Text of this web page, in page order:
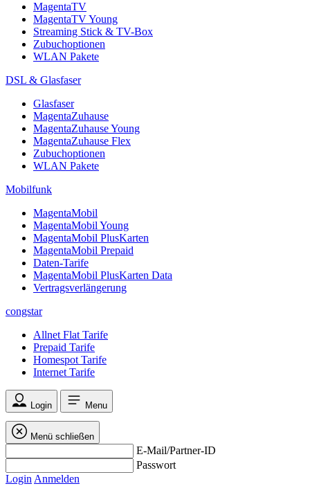
MagentaTV
MagentaTV Young
Streaming Stick & TV-Box
Zubuchoptionen
WLAN Pakete
DSL & Glasfaser
Glasfaser
MagentaZuhause
MagentaZuhause Young
MagentaZuhause Flex
Zubuchoptionen
WLAN Pakete
Mobilfunk
MagentaMobil
MagentaMobil Young
MagentaMobil PlusKarten
MagentaMobil Prepaid
Daten-Tarife
MagentaMobil PlusKarten Data
Vertragsverlängerung
congstar
Allnet Flat Tarife
Prepaid Tarife
Homespot Tarife
Internet Tarife
Login Menu
Menü schließen
E-Mail/Partner-ID
Passwort
Login Anmelden